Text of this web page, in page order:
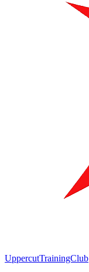
UppercutTrainingClub